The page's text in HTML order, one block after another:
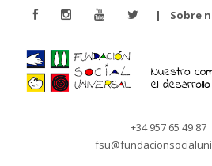
| Sobre
+34 957 65 49 87